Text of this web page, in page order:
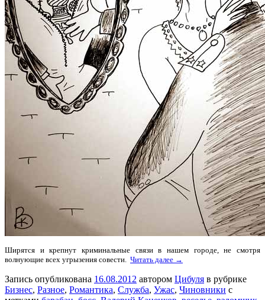
Ширятся и крепнут криминальные связи в нашем городе, не смотря
волнующие всех угрызения совести. Читать далее →
Запись опубликована 16.08.2012 автором Цибуля в рубрике
Бизнес, Разное, Романтика, Служба, Ужас, Чиновники с